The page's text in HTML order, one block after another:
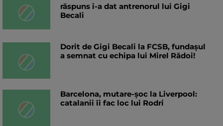
răspuns i-a dat antrenorul lui Gigi
Becali
Dorit de Gigi Becali la FCSB, fundașul
a semnat cu echipa lui Mirel Rădoi!
Barcelona, mutare-șoc la Liverpool:
catalanii îi fac loc lui Rodri